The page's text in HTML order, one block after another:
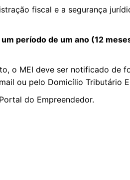
fiscal e a segurança
período de um ano (12
o MEI deve ser notificado de
ou pelo Domicílio Tributário
do Empreendedor.